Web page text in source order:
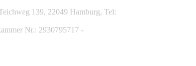
139, 22049 Hamburg, Tel:
Nr.: 2930795717 -